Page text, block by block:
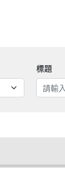
標題